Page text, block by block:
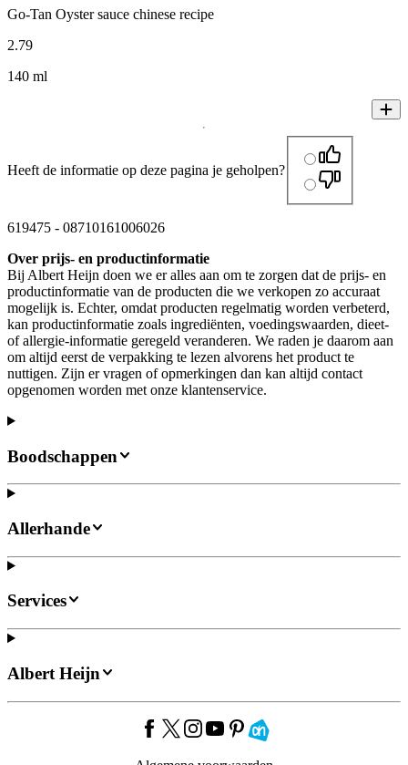
Go-Tan Oyster sauce chinese recipe
2.79
140 ml
Heeft de informatie op deze pagina je geholpen?
619475 - 08710161006026
Over prijs- en productinformatie
Bij Albert Heijn doen we er alles aan om te zorgen dat de prijs- en
productinformatie van de producten die we verkopen zo accuraat
mogelijk is. Echter, omdat producten regelmatig worden verbeterd,
kan productinformatie zoals ingrediënten, voedingswaarden, dieet-
of allergie-informatie geregeld veranderen. We raden je daarom aan
om altijd eerst de verpakking te lezen alvorens het product te
nuttigen. Zijn er vragen of opmerkingen dan kan altijd contact
opgenomen worden met onze klantenservice.
Boodschappen
Allerhande
Services
Albert Heijn